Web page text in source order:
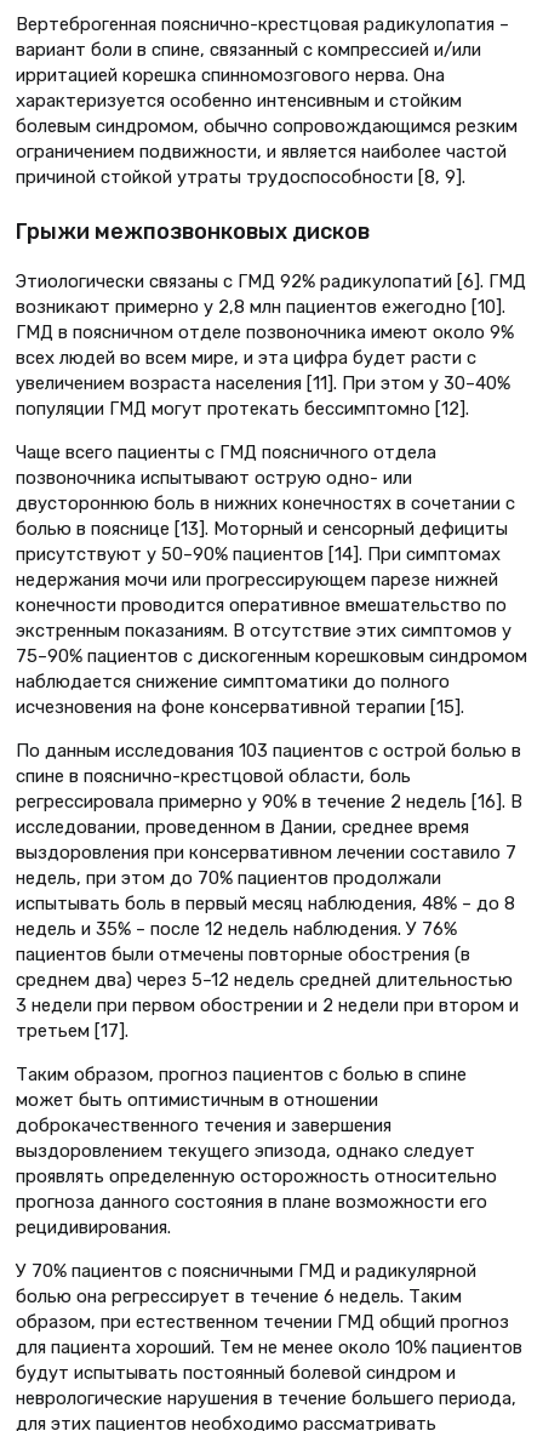
Вертеброгенная пояснично-крестцовая радикулопатия –
вариант боли в спине, связанный с компрессией и/или
ирритацией корешка спинномозгового нерва. Она
характеризуется особенно интенсивным и стойким
болевым синдромом, обычно сопровождающимся резким
ограничением подвижности, и является наиболее частой
причиной стойкой утраты трудоспособности [8, 9].
Грыжи межпозвонковых дисков
Этиологически связаны с ГМД 92% радикулопатий [6]. ГМД
возникают примерно у 2,8 млн пациентов ежегодно [10].
ГМД в поясничном отделе позвоночника имеют около 9%
всех людей во всем мире, и эта цифра будет расти с
увеличением возраста населения [11]. При этом у 30–40%
популяции ГМД могут протекать бессимптомно [12].
Чаще всего пациенты с ГМД поясничного отдела
позвоночника испытывают острую одно- или
двустороннюю боль в нижних конечностях в сочетании с
болью в пояснице [13]. Моторный и сенсорный дефициты
присутствуют у 50–90% пациентов [14]. При симптомах
недержания мочи или прогрессирующем парезе нижней
конечности проводится оперативное вмешательство по
экстренным показаниям. В отсутствие этих симптомов у
75–90% пациентов с дискогенным корешковым синдромом
наблюдается снижение симптоматики до полного
исчезновения на фоне консервативной терапии [15].
По данным исследования 103 пациентов с острой болью в
спине в пояснично-крестцовой области, боль
регрессировала примерно у 90% в течение 2 недель [16]. В
исследовании, проведенном в Дании, среднее время
выздоровления при консервативном лечении составило 7
недель, при этом до 70% пациентов продолжали
испытывать боль в первый месяц наблюдения, 48% – до 8
недель и 35% – после 12 недель наблюдения. У 76%
пациентов были отмечены повторные обострения (в
среднем два) через 5–12 недель средней длительностью
3 недели при первом обострении и 2 недели при втором и
третьем [17].
Таким образом, прогноз пациентов с болью в спине
может быть оптимистичным в отношении
доброкачественного течения и завершения
выздоровлением текущего эпизода, однако следует
проявлять определенную осторожность относительно
прогноза данного состояния в плане возможности его
рецидивирования.
У 70% пациентов с поясничными ГМД и радикулярной
болью она регрессирует в течение 6 недель. Таким
образом, при естественном течении ГМД общий прогноз
для пациента хороший. Тем не менее около 10% пациентов
будут испытывать постоянный болевой синдром и
неврологические нарушения в течение большего периода,
для этих пациентов необходимо рассматривать